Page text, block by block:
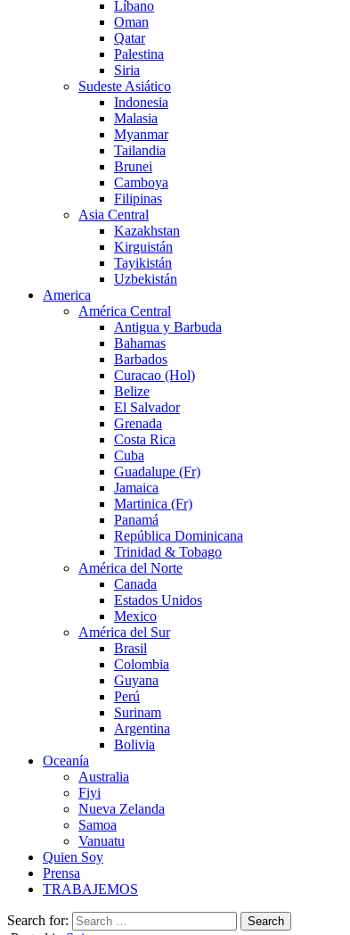
Líbano
Oman
Qatar
Palestina
Siria
Sudeste Asiático
Indonesia
Malasia
Myanmar
Tailandia
Brunei
Camboya
Filipinas
Asia Central
Kazakhstan
Kirguistán
Tayikistán
Uzbekistán
America
América Central
Antigua y Barbuda
Bahamas
Barbados
Curacao (Hol)
Belize
El Salvador
Grenada
Costa Rica
Cuba
Guadalupe (Fr)
Jamaica
Martinica (Fr)
Panamá
República Dominicana
Trinidad & Tobago
América del Norte
Canada
Estados Unidos
Mexico
América del Sur
Brasil
Colombia
Guyana
Perú
Surinam
Argentina
Bolivia
Oceanía
Australia
Fiyi
Nueva Zelanda
Samoa
Vanuatu
Quien Soy
Prensa
TRABAJEMOS
Search for: